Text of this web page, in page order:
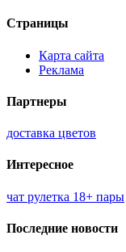
Страницы
Карта сайта
Реклама
Партнеры
доставка цветов
Интересное
чат рулетка 18+ пары
Последние новости